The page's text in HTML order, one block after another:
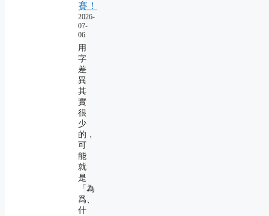
賽！
2026-
07-
06
用
字
差
異
其
實
很
少
的，
可
能
就
是
「為
爲、
什